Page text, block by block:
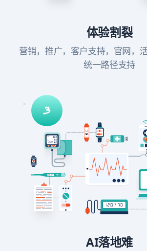
体验割裂
营销，推广，客户支持，官网，
统一路径支持
AI落地难